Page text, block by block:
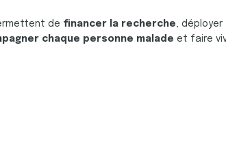
de financer la recherche, déployer
chaque personne malade et faire